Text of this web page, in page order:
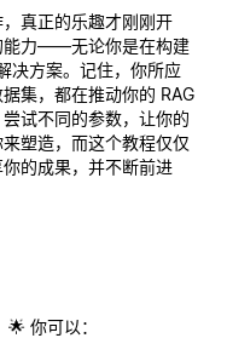
真正的乐趣才刚刚开
能力——无论你是在构建
决方案。记住，你所应
集，都在推动你的 RAG
试不同的参数，让你的
塑造，而这个教程仅仅
的成果，并不断前进
你可以：